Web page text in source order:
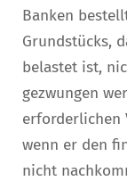
Banken
Grundstücks,
belastet ist,
gezwungen
erforderlichen
wenn er den
nicht